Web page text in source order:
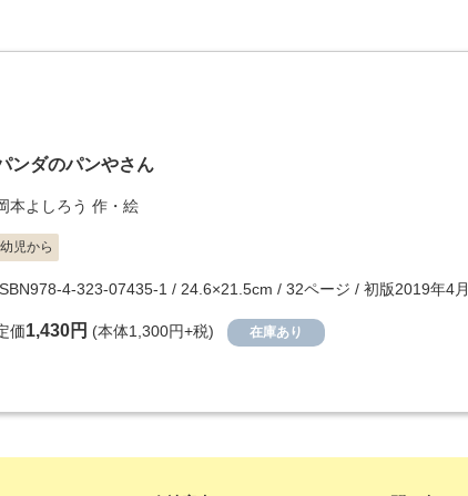
ンダのパンやさん
本よしろう 作・絵
幼児から
4-323-07435-1 / 24.6×21.5cm / 32ページ / 初版2019年4月
価1,430円 (本体1,300円+税) 在庫あり